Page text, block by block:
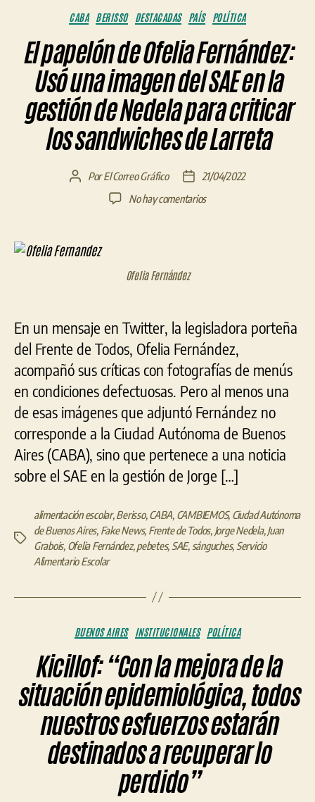
Categorías
CABA BERISSO DESTACADAS PAÍS POLÍTICA
El papelón de Ofelia Fernández:
Usó una imagen del SAE en la
gestión de Nedela para criticar
los sandwiches de Larreta
AutorPorEl Correo Gráfico
Fecha
de
21/04/2022
No hay comentariosen
imagen
del
SAE
en
gestión
de
Nedela
criticar
los
Larreta
Ofelia Fernández
En un mensaje en Twitter, la legisladora porteña
del Frente de Todos, Ofelia Fernández,
acompañó sus críticas con fotografías de menús
en condiciones defectuosas. Pero al menos una
de esas imágenes que adjuntó Fernández no
corresponde a la Ciudad Autónoma de Buenos
Aires (CABA), sino que pertenece a una noticia
sobre el SAE en la gestión de Jorge […]
Etiquetas
alimentación escolar,Berisso,CABA, CAMBIEMOS, Ciudad Autónoma
de Buenos Aires, Fake News, Frente de Todos, Jorge Nedela,Juan
Grabois, Ofelia Fernández,pebetes, SAE, sánguches, Servicio
Alimentario Escolar
Categorías
BUENOS AIRES INSTITUCIONALES POLÍTICA
Kicillof: “Con la mejora de la
situación epidemiológica, todos
nuestros esfuerzos estarán
destinados a recuperar lo
perdido”